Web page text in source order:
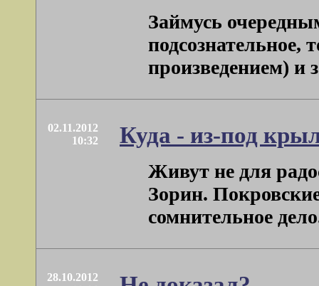
Займусь
подсознательное,
произведением) и
02.11.2012
10:32
Куда - из-под
Живут не для
Зорин.
сомнительное
28.10.2012